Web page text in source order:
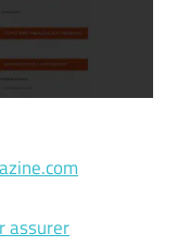
assurer